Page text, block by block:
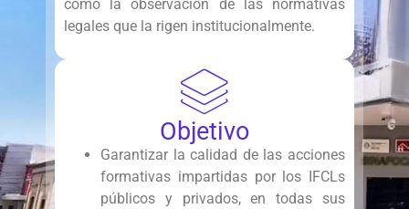
como la observación de las normativas
legales que la rigen institucionalmente.
Objetivo
Garantizar la calidad de las acciones
formativas impartidas por los IFCLs
públicos y privados, en todas sus